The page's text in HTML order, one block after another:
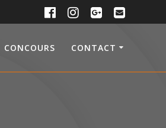
CONCOURS CONTACT